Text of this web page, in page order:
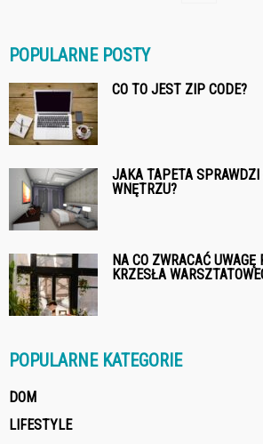
POPULARNE POSTY
CO TO JEST ZIP CODE?
JAKA TAPETA SPRAWDZI
WNĘTRZU?
NA CO ZWRACAĆ
KRZESŁA
POPULARNE KATEGORIE
DOM
LIFESTYLE